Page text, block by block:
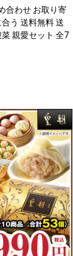
合わせ お取り寄
う 送料無料 送
親愛セット 全7